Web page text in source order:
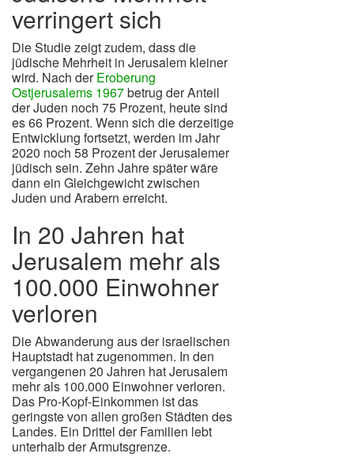
verringert sich
Die Studie zeigt zudem, dass die
jüdische Mehrheit in Jerusalem kleiner
wird. Nach derEroberung
Ostjerusalems 1967betrug der Anteil
der Juden noch 75 Prozent, heute sind
es 66 Prozent. Wenn sich die derzeitige
Entwicklung fortsetzt, werden im Jahr
2020 noch 58 Prozent der Jerusalemer
jüdisch sein. Zehn Jahre später wäre
dann ein Gleichgewicht zwischen
Juden und Arabern erreicht.
In 20 Jahren hat
Jerusalem mehr als
100.000 Einwohner
verloren
Die Abwanderung aus der israelischen
Hauptstadt hat zugenommen. In den
vergangenen 20 Jahren hat Jerusalem
mehr als 100.000 Einwohner verloren.
Das Pro-Kopf-Einkommen ist das
geringste von allen großen Städten des
Landes. Ein Drittel der Familien lebt
unterhalb der Armutsgrenze.